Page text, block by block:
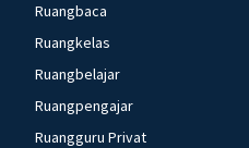
Ruangbaca
Ruangkelas
Ruangbelajar
Ruangpengajar
Ruangguru Privat